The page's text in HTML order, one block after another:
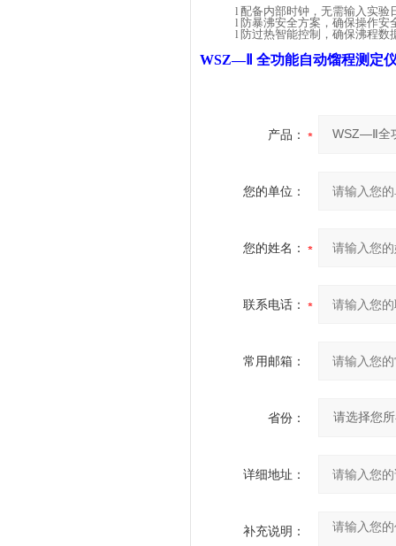
l 配备内部时钟，无需输入实验
l 防暴沸安全方案，确保操作安
l 防过热智能控制，确保沸程数
WSZ—Ⅱ 全功能自动馏程测定
产品：
您的单位：
您的姓名：
联系电话：
常用邮箱：
省份：
详细地址：
补充说明：